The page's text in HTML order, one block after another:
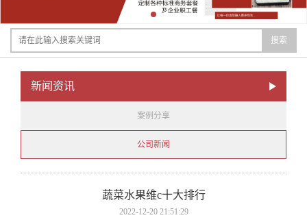
搜索
新闻资讯
案例分享
公司新闻
蔬菜水果维c十大排行
2022-12-20 21:51:29